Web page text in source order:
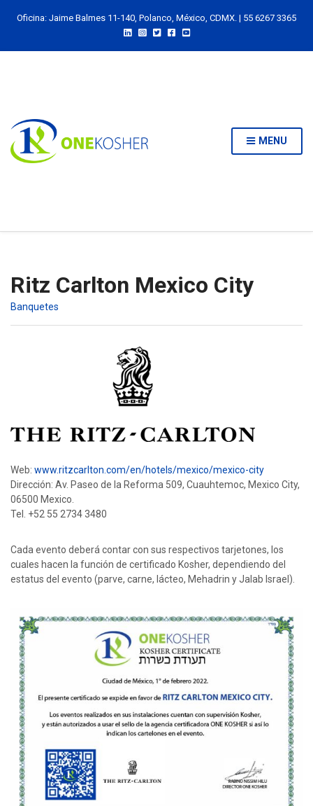
Oficina: Jaime Balmes 11-140, Polanco, México, CDMX. | 55 6267 3365
MENU
Ritz Carlton Mexico City
Banquetes
Web: www.ritzcarlton.com/en/hotels/mexico/mexico-city
Dirección: Av. Paseo de la Reforma 509, Cuauhtemoc, Mexico City,
06500 Mexico.
Tel. +52 55 2734 3480
Cada evento deberá contar con sus respectivos tarjetones, los
cuales hacen la función de certificado Kosher, dependiendo del
estatus del evento (parve, carne, lácteo, Mehadrin y Jalab Israel).